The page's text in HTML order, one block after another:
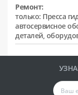
Ремонт:
только: Пресса
автосервисное
деталей,